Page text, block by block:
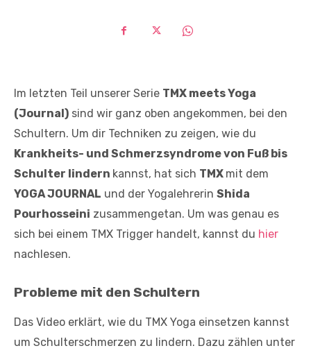
Im letzten Teil unserer Serie TMX meets Yoga
(Journal) sind wir ganz oben angekommen, bei den
Schultern. Um dir Techniken zu zeigen, wie du
Krankheits- und Schmerzsyndrome von Fuß bis
Schulter lindern kannst, hat sich TMX mit dem
YOGA JOURNAL und der Yogalehrerin Shida
Pourhosseini zusammengetan. Um was genau es
sich bei einem TMX Trigger handelt, kannst du hier
nachlesen.
Probleme mit den Schultern
Das Video erklärt, wie du TMX Yoga einsetzen kannst
um Schulterschmerzen zu lindern. Dazu zählen unter